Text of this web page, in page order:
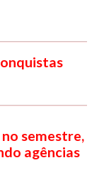
semestre,
agências